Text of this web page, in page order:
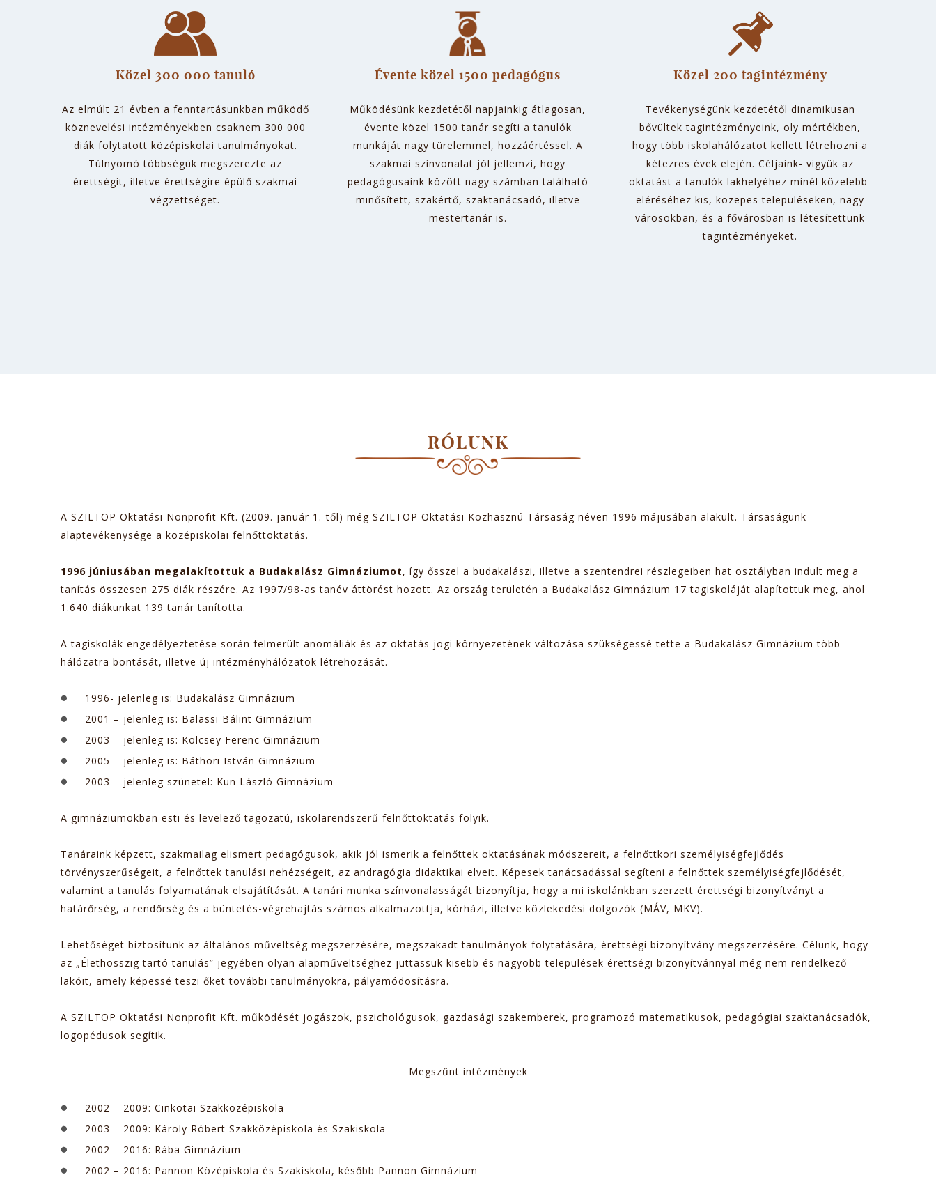
Közel 300 000 tanuló
Az elmúlt 21 évben a fenntartásunkban működő
köznevelési intézményekben csaknem 300 000
diák folytatott középiskolai tanulmányokat.
Túlnyomó többségük megszerezte az
érettségit, illetve érettségire épülő szakmai
végzettséget.
Évente közel 1500 pedagógus
Működésünk kezdetétől napjainkig átlagosan,
évente közel 1500 tanár segíti a tanulók
munkáját nagy türelemmel, hozzáértéssel. A
szakmai színvonalat jól jellemzi, hogy
pedagógusaink között nagy számban található
minősített, szakértő, szaktanácsadó, illetve
mestertanár is.
Közel 200 tagintézmény
Tevékenységünk kezdetétől dinamikusan
bővültek tagintézményeink, oly mértékben,
hogy több iskolahálózatot kellett létrehozni a
kétezres évek elején. Céljaink- vigyük az
oktatást a tanulók lakhelyéhez minél közelebb-
eléréséhez kis, közepes településeken, nagy
városokban, és a fővárosban is létesítettünk
tagintézményeket.
RÓLUNK
A SZILTOP Oktatási Nonprofit Kft. (2009. január 1.-től) még SZILTOP Oktatási Közhasznú Társaság néven 1996 májusában alakult. Társaságunk
alaptevékenysége a középiskolai felnőttoktatás.
1996 júniusában megalakítottuk a Budakalász Gimnáziumot, így ősszel a budakalászi, illetve a szentendrei részlegeiben hat osztályban indult meg a
tanítás összesen 275 diák részére. Az 1997/98-as tanév áttörést hozott. Az ország területén a Budakalász Gimnázium 17 tagiskoláját alapítottuk meg, ahol
1.640 diákunkat 139 tanár tanította.
A tagiskolák engedélyeztetése során felmerült anomáliák és az oktatás jogi környezetének változása szükségessé tette a Budakalász Gimnázium több
hálózatra bontását, illetve új intézményhálózatok létrehozását.
1996- jelenleg is: Budakalász Gimnázium
2001 – jelenleg is: Balassi Bálint Gimnázium
2003 – jelenleg is: Kölcsey Ferenc Gimnázium
2005 – jelenleg is: Báthori István Gimnázium
2003 – jelenleg szünetel: Kun László Gimnázium
A gimnáziumokban esti és levelező tagozatú, iskolarendszerű felnőttoktatás folyik.
Tanáraink képzett, szakmailag elismert pedagógusok, akik jól ismerik a felnőttek oktatásának módszereit, a felnőttkori személyiségfejlődés
törvényszerűségeit, a felnőttek tanulási nehézségeit, az andragógia didaktikai elveit. Képesek tanácsadással segíteni a felnőttek személyiségfejlődését,
valamint a tanulás folyamatának elsajátítását. A tanári munka színvonalasságát bizonyítja, hogy a mi iskolánkban szerzett érettségi bizonyítványt a
határőrség, a rendőrség és a büntetés-végrehajtás számos alkalmazottja, kórházi, illetve közlekedési dolgozók (MÁV, MKV).
Lehetőséget biztosítunk az általános műveltség megszerzésére, megszakadt tanulmányok folytatására, érettségi bizonyítvány megszerzésére. Célunk, hogy
az „Élethosszig tartó tanulás” jegyében olyan alapműveltséghez juttassuk kisebb és nagyobb települések érettségi bizonyítvánnyal még nem rendelkező
lakóit, amely képessé teszi őket további tanulmányokra, pályamódosításra.
A SZILTOP Oktatási Nonprofit Kft. működését jogászok, pszichológusok, gazdasági szakemberek, programozó matematikusok, pedagógiai szaktanácsadók,
logopédusok segítik.
Megszűnt intézmények
2002 – 2009: Cinkotai Szakközépiskola
2003 – 2009: Károly Róbert Szakközépiskola és Szakiskola
2002 – 2016: Rába Gimnázium
2002 – 2016: Pannon Középiskola és Szakiskola, később Pannon Gimnázium